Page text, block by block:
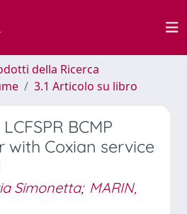
della Ricerca
3.1 Articolo su libro
BCMP
with Coxian service
Simonetta; MARIN,